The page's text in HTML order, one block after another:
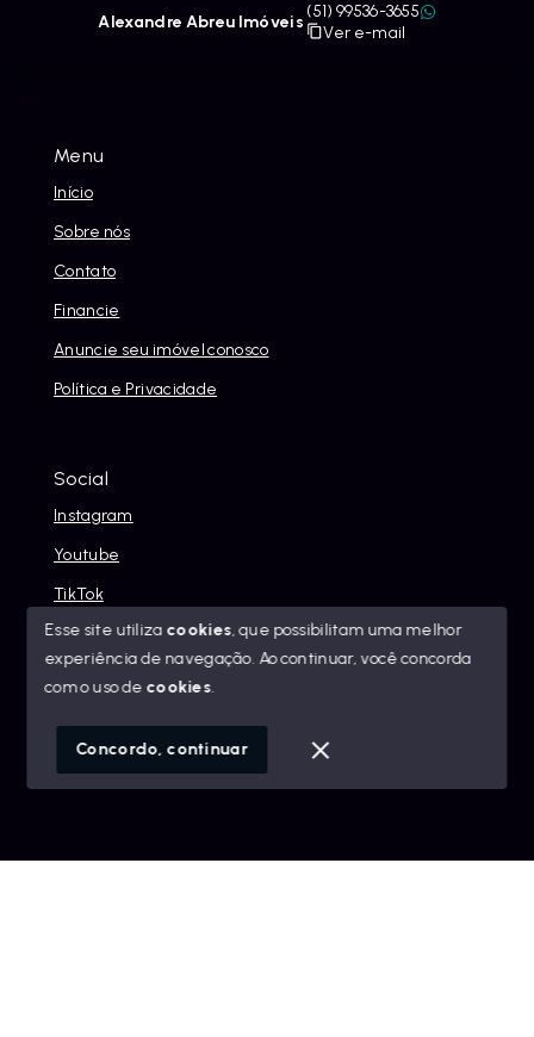
Menu
Início
Sobre nós
Contato
Financie
Anuncie seu imóvel conosco
Política e Privacidade
Social
Instagram
Youtube
TikTok
© Copyright 2026 - Alexandre Abreu Imóveis - Todos os
SITE PARA IMOBILIARIA
Alexandre Abreu Imóveis
(51) 99536-3655
Ver e-mail
Esse site utiliza cookies, que possibilitam uma melhor
experiência de navegação.Ao continuar, você concorda
com o uso de cookies.
Concordo, continuar